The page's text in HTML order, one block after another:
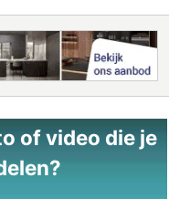
of video die je